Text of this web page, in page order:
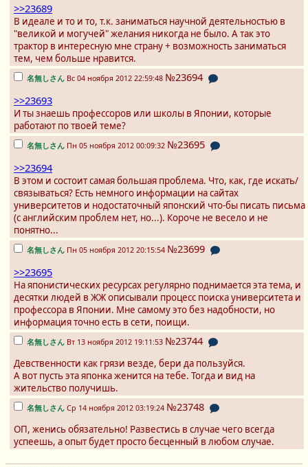
>>23689
В идеале и то и то, т.к. заниматься научной деятельностью в
"великой и могучей" желания никогда не было. А так это
трактор в интересную мне страну + возможность заниматься
тем, чем больше нравится.
名無しさん Вс 04 ноября 2012 22:59:48 №23694
>>23693
И ты знаешь профессоров или школы в Японии, которые
работают по твоей теме?
名無しさん Пн 05 ноября 2012 00:09:32 №23695
>>23694
В этом и состоит самая большая проблема. Что, как, где искать/
связываться? Есть немного информации на сайтах
университетов и нодостаточный японский что-бы писать письма
(с английским проблем нет, но...). Короче не весело и не
понятно...
名無しさん Пн 05 ноября 2012 20:15:54 №23699
>>23695
На японистических ресурсах регулярно поднимается эта тема, и
десятки людей в ЖЖ описывали процесс поиска университета и
профессора в Японии. Мне самому это без надобности, но
информация точно есть в сети, поищи.
名無しさん Вт 13 ноября 2012 19:11:53 №23744
Девственности как грязи везде, бери да пользуйся.
А вот пусть эта японка женится на тебе. Тогда и вид на
жительство получишь.
名無しさん Ср 14 ноября 2012 03:19:24 №23748
ОП, женись обязательно! Развестись в случае чего всегда
успеешь, а опыт будет просто бесценный в любом случае.